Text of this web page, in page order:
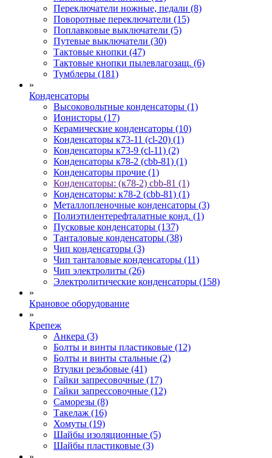
Переключатели ножные, педали (8)
Поворотные переключатели (15)
Поплавковые выключатели (5)
Путевые выключатели (30)
Тактовые кнопки (47)
Тактовые кнопки пылевлагозащ. (6)
Тумблеры (181)
»
Конденсаторы
Высоковольтные конденсаторы (1)
Ионисторы (17)
Керамические конденсаторы (10)
Конденсаторы к73-11 (cl-20) (1)
Конденсаторы к73-9 (cl-11) (2)
Конденсаторы к78-2 (cbb-81) (1)
Конденсаторы прочие (1)
Конденсаторы: (к78-2) cbb-81 (1)
Конденсаторы: к78-2 (cbb-81) (1)
Металлопленочные конденсаторы (3)
Полиэтилентерефталатные конд. (1)
Пусковые конденсаторы (137)
Танталовые конденсаторы (38)
Чип конденсаторы (3)
Чип танталовые конденсаторы (11)
Чип электролиты (26)
Электролитические конденсаторы (158)
»
Крановое оборудование
»
Крепеж
Анкера (3)
Болты и винты пластиковые (12)
Болты и винты стальные (2)
Втулки резьбовые (41)
Гайки запресовочные (17)
Гайки запрессовочные (12)
Саморезы (8)
Такелаж (16)
Хомуты (19)
Шайбы изоляционные (5)
Шайбы пластиковые (3)